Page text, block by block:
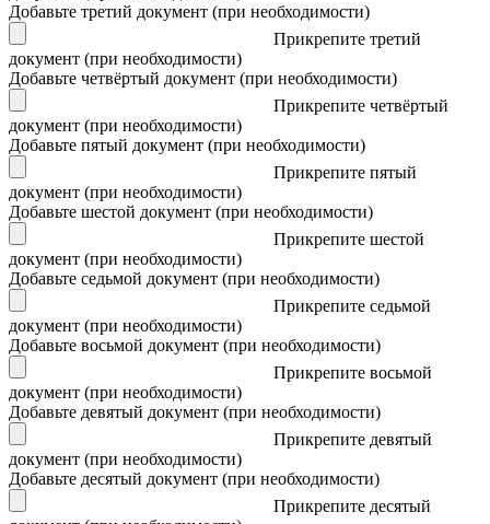
Добавьте третий документ (при необходимости)
Прикрепите третий
документ (при необходимости)
Добавьте четвёртый документ (при необходимости)
Прикрепите четвёртый
документ (при необходимости)
Добавьте пятый документ (при необходимости)
Прикрепите пятый
документ (при необходимости)
Добавьте шестой документ (при необходимости)
Прикрепите шестой
документ (при необходимости)
Добавьте седьмой документ (при необходимости)
Прикрепите седьмой
документ (при необходимости)
Добавьте восьмой документ (при необходимости)
Прикрепите восьмой
документ (при необходимости)
Добавьте девятый документ (при необходимости)
Прикрепите девятый
документ (при необходимости)
Добавьте десятый документ (при необходимости)
Прикрепите десятый